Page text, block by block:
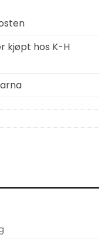
kjøpt hos K-H